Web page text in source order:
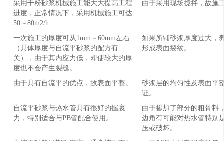
采用干粉砂浆机械施工能大大提高工程
进度，正常情况下，采用机械施工可达
50～80m2/h
由于采用现场搅拌，故施
一次施工的厚度可从1mm－60mm左右
（具体厚度与自流平砂浆的配方有
关），由于其内应力低，即使较大的厚
度也不会产生裂缝。
如果所铺砂浆厚度过大，
形成表面裂纹。
由于具有自流平的优点，故表面平整。
砂浆层的均匀性及表面平
证。
自流平砂浆与热水管具有很好的握裹
力，特别适合与PB管配合使用。
由于掺加了部分的粗骨料
边角有可能对热水管特别
压或破坏。